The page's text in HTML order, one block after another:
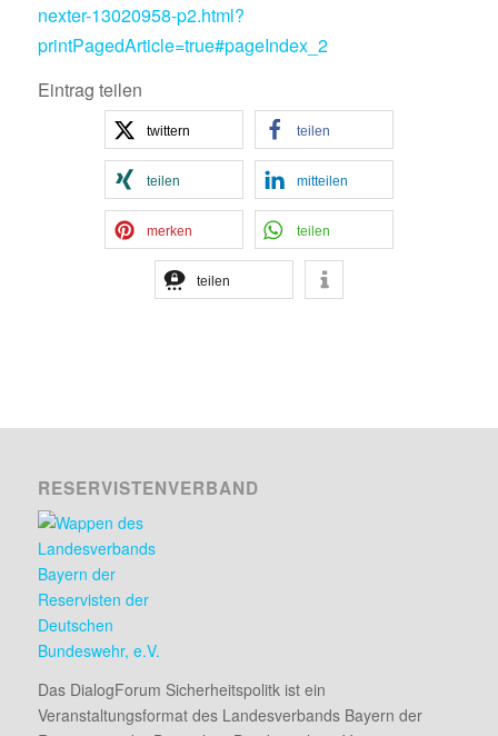
nexter-13020958-p2.html?
printPagedArticle=true#pageIndex_2
Eintrag teilen
twittern teilen
teilen mitteilen
merken teilen
teilen
RESERVISTENVERBAND
Das DialogForum Sicherheitspolitk ist ein
Veranstaltungsformat des Landesverbands Bayern der